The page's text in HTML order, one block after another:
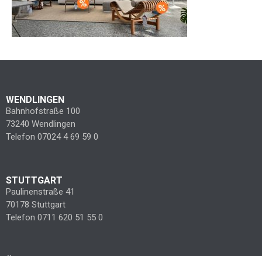
WENDLINGEN
Bahnhofstraße 100
73240 Wendlingen
Telefon 07024 4 69 59 0
STUTTGART
Paulinenstraße 41
70178 Stuttgart
Telefon 0711 620 51 55 0